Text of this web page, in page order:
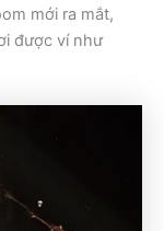
mới ra mắt,
được ví như